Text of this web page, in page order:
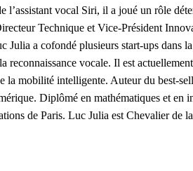
vocal Siri, il a joué un rôle
Technique et Vice-Président
a cofondé plusieurs start-ups dans
vocale. Il est
mobilité intelligente. Auteur du best-
Diplômé en mathématiques et en
de Paris. Luc Julia est Chevalier de